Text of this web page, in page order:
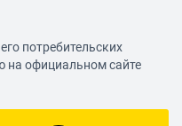
потребительских
на официальном сайте